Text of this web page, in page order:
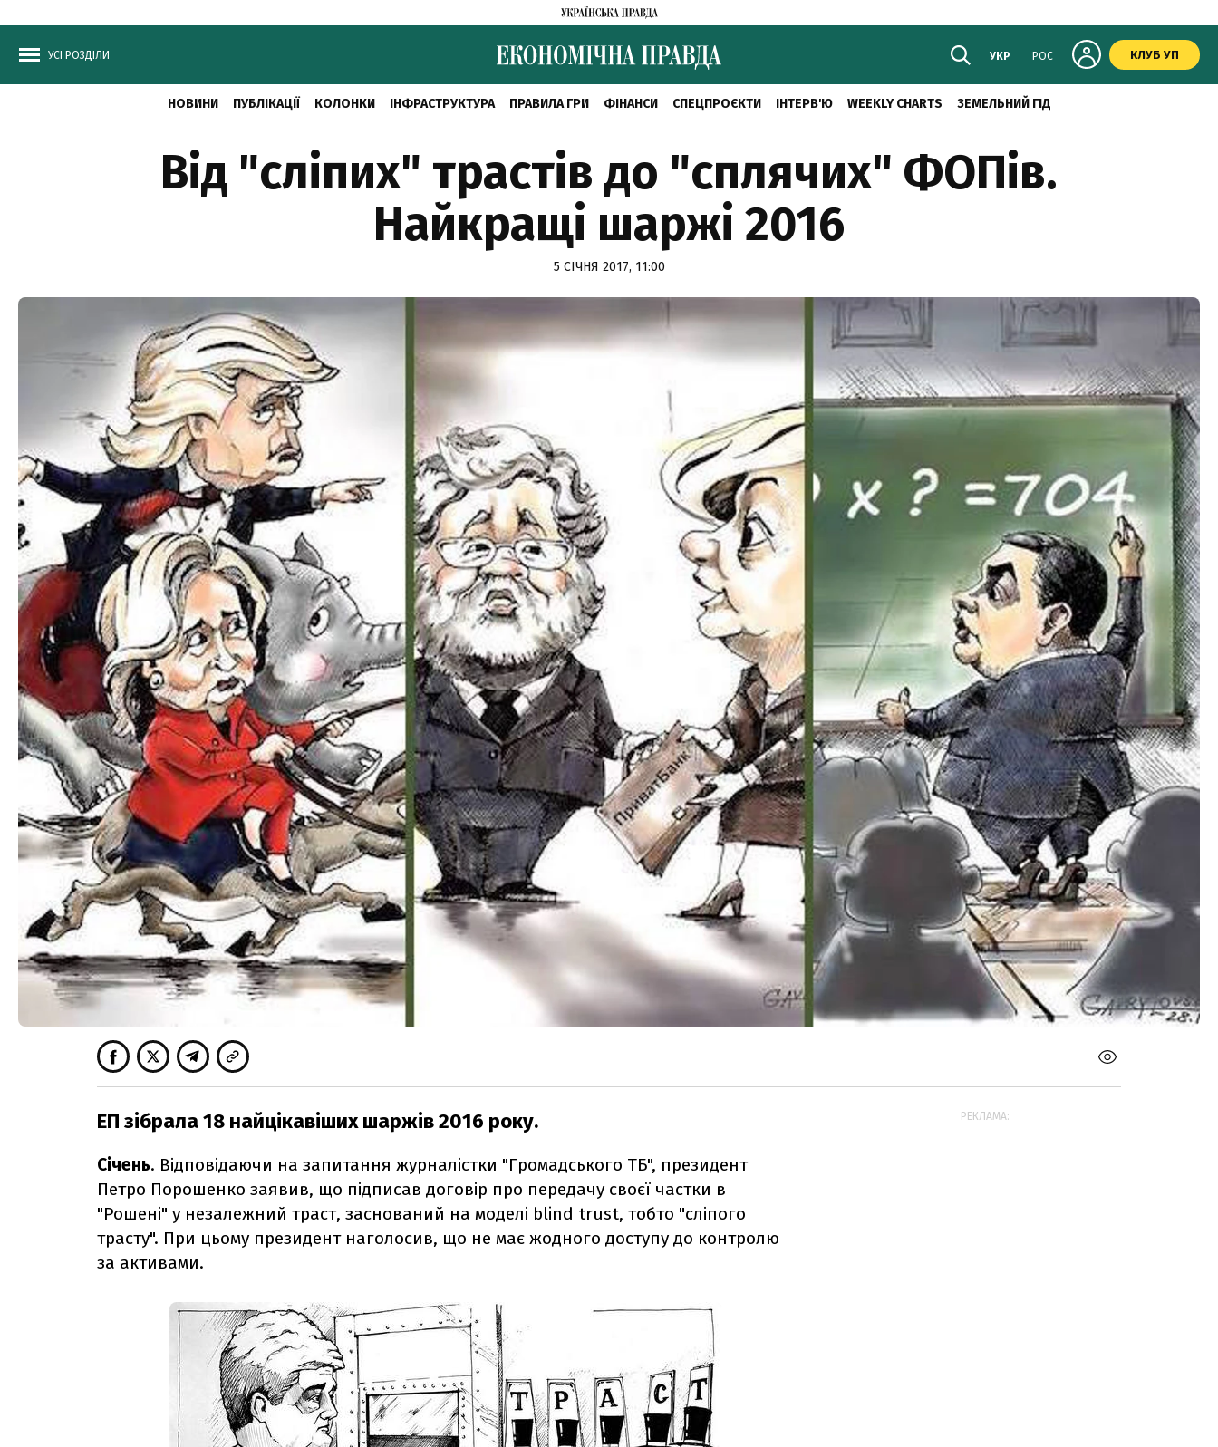
УСІ РОЗДІЛИ УКР РОС КЛУБ УП
НОВИНИ ПУБЛІКАЦІЇ КОЛОНКИ ІНФРАСТРУКТУРА ПРАВИЛА ГРИ ФІНАНСИ СПЕЦПРОЄКТИ ІНТЕРВ'Ю WEEKLY CHARTS ЗЕМЕЛЬНИЙ ГІД
Від "сліпих" трастів до "сплячих" ФОПів.
Найкращі шаржі 2016
5 СІЧНЯ 2017, 11:00
ЕП зібрала 18 найцікавіших шаржів 2016 року.
Січень. Відповідаючи на запитання журналістки "Громадського ТБ", президент
Петро Порошенко заявив, що підписав договір про передачу своєї частки в
"Рошені" у незалежний траст, заснований на моделі blind trust, тобто "сліпого
трасту". При цьому президент наголосив, що не має жодного доступу до контролю
за активами.
РЕКЛАМА: